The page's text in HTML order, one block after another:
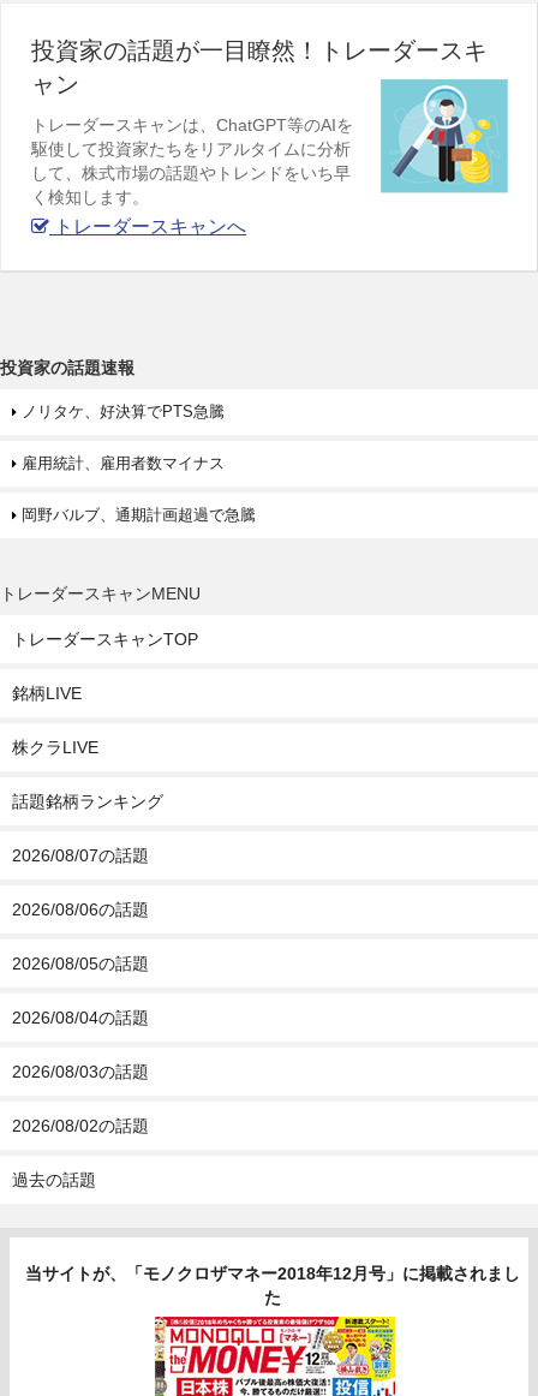
投資家の話題が一目瞭然！トレーダースキ
ャン
トレーダースキャンは、ChatGPT等のAIを
駆使して投資家たちをリアルタイムに分析
して、株式市場の話題やトレンドをいち早
く検知します。
トレーダースキャンへ
投資家の話題速報
ノリタケ、好決算でPTS急騰
雇用統計、雇用者数マイナス
岡野バルブ、通期計画超過で急騰
トレーダースキャンMENU
トレーダースキャンTOP
銘柄LIVE
株クラLIVE
話題銘柄ランキング
2026/08/07の話題
2026/08/06の話題
2026/08/05の話題
2026/08/04の話題
2026/08/03の話題
2026/08/02の話題
過去の話題
当サイトが、「モノクロザマネー2018年12月号」に掲載されまし
た